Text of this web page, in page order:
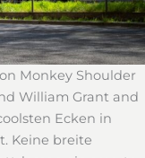
Monkey Shoulder
William Grant and
Ecken in
Keine breite